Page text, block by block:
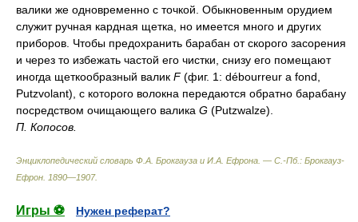
валики же одновременно с точкой. Обыкновенным орудием
служит ручная кардная щетка, но имеется много и других
приборов. Чтобы предохранить барабан от скорого засорения
и через то избежать частой его чистки, снизу его помещают
иногда щеткообразный валик F(фиг. 1: débourreur а fond,
Putzvolant), с которого волокна передаются обратно барабану
посредством очищающего валика G (Putzwalze).
П. Копосов.
Энциклопедический словарь Ф.А. Брокгауза и И.А. Ефрона. — С.-Пб.: Брокгауз-
Ефрон 1890—1907.
Игры ⚽
Нужен реферат?